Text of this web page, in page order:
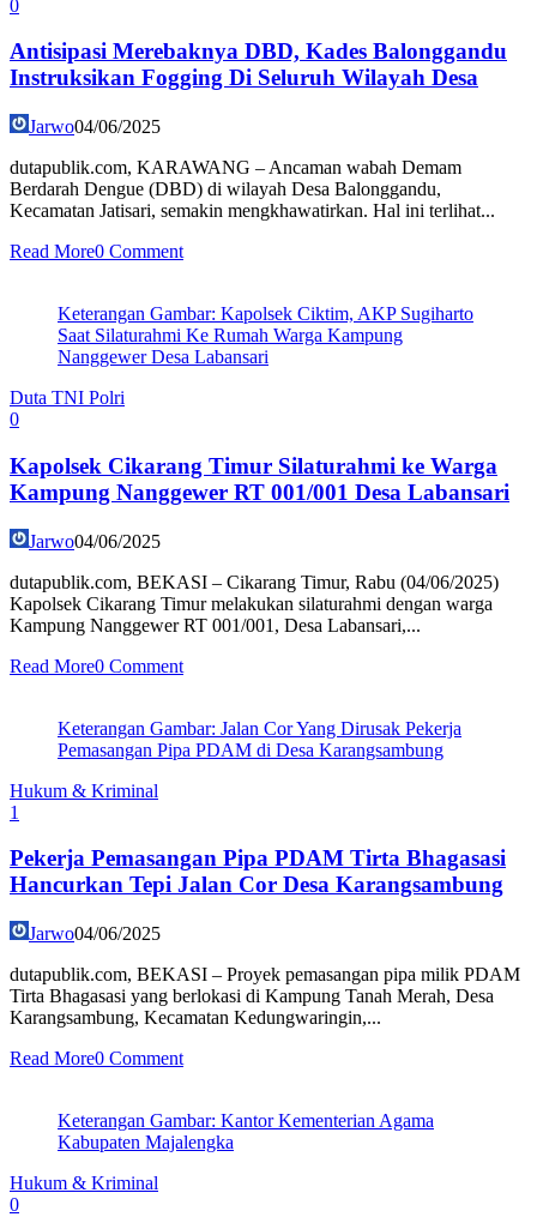
0
Antisipasi Merebaknya DBD, Kades Balonggandu
Instruksikan Fogging Di Seluruh Wilayah Desa
Jarwo04/06/2025
dutapublik.com, KARAWANG – Ancaman wabah Demam
Berdarah Dengue (DBD) di wilayah Desa Balonggandu,
Kecamatan Jatisari, semakin mengkhawatirkan. Hal ini terlihat...
Read More0 Comment
Keterangan Gambar: Kapolsek Ciktim, AKP Sugiharto
Saat Silaturahmi Ke Rumah Warga Kampung
Nanggewer Desa Labansari
Duta TNI Polri
0
Kapolsek Cikarang Timur Silaturahmi ke Warga
Kampung Nanggewer RT 001/001 Desa Labansari
Jarwo04/06/2025
dutapublik.com, BEKASI – Cikarang Timur, Rabu (04/06/2025)
Kapolsek Cikarang Timur melakukan silaturahmi dengan warga
Kampung Nanggewer RT 001/001, Desa Labansari,...
Read More0 Comment
Keterangan Gambar: Jalan Cor Yang Dirusak Pekerja
Pemasangan Pipa PDAM di Desa Karangsambung
Hukum & Kriminal
1
Pekerja Pemasangan Pipa PDAM Tirta Bhagasasi
Hancurkan Tepi Jalan Cor Desa Karangsambung
Jarwo04/06/2025
dutapublik.com, BEKASI – Proyek pemasangan pipa milik PDAM
Tirta Bhagasasi yang berlokasi di Kampung Tanah Merah, Desa
Karangsambung, Kecamatan Kedungwaringin,...
Read More0 Comment
Keterangan Gambar: Kantor Kementerian Agama
Kabupaten Majalengka
Hukum & Kriminal
0